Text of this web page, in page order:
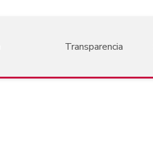
Transparencia